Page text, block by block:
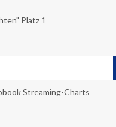
Platz 1
Streaming-Charts